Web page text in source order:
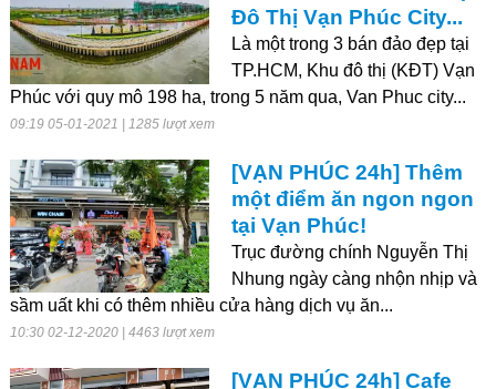
Đô Thị Vạn Phúc City...
Là một trong 3 bán đảo đẹp tại
TP.HCM, Khu đô thị (KĐT) Vạn
Phúc với quy mô 198 ha, trong 5 năm qua, Van Phuc city...
09:19 05-01-2021 | 1285 lượt xem
[VẠN PHÚC 24h] Thêm
một điểm ăn ngon ngon
tại Vạn Phúc!
Trục đường chính Nguyễn Thị
Nhung ngày càng nhộn nhịp và
sầm uất khi có thêm nhiều cửa hàng dịch vụ ăn...
10:30 02-12-2020 | 4463 lượt xem
[VẠN PHÚC 24h] Cafe